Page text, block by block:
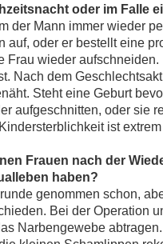
oder im Falle
der Mann immer wieder
auf, oder er bestellt eine
Frau wieder
Nach dem
Steht eine Geburt
aufgeschnitten, oder sie
ist
Frauen nach der
haben?
genommen schon,
Bei der Operation
Narbengewebe